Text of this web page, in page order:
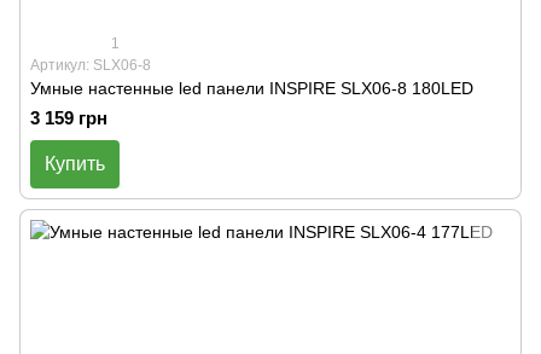
1
Артикул: SLX06-8
Умные настенные led панели INSPIRE SLX06-8 180LED
3 159 грн
Купить